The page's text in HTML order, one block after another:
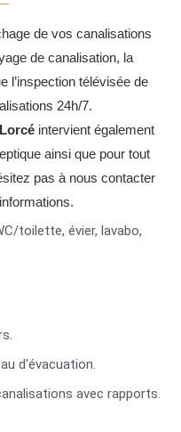
de vos canalisations
de canalisation, la
l’inspection télévisée de
24h/7.
Lorcé intervient également
ainsi que pour tout
pas à nous contacter
toilette, évier, lavabo,
d'évacuation.
avec rapports.